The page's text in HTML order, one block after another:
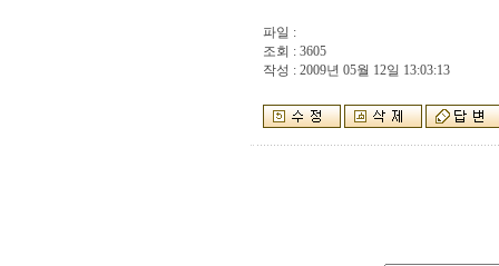
파일 :
조회 : 3605
작성 : 2009년 05월 12일 13:03:13